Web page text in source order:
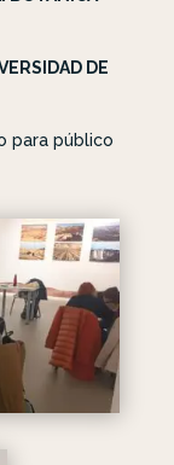
DE
para público